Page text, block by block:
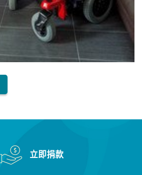
立即捐款